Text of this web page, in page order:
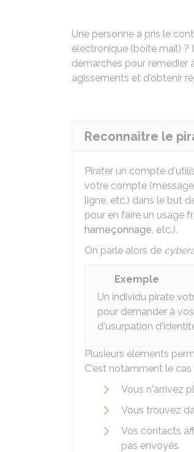
Une personne a pris le
électronique (boîte mail) ?
démarches pour remédier
agissements et d'obtenir
Reconnaître le
Pirater un compte
votre compte
ligne, etc.) dans le but
pour en faire un usage
hameçonnage, etc.).
On parle alors de
Exemple
Un individu pirate
pour demander à
d'usurpation
Plusieurs éléments
C'est notamment le cas
Vous n'arrivez
Vous trouvez
Vos contacts
pas envoyés